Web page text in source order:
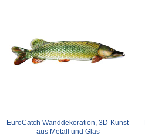
EuroCatch Wanddekoration, 3D-Kunst
aus Metall und Glas